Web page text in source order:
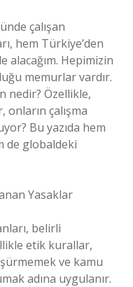
çalışan
hem Türkiye’den
alacağım. Hepimizin
memurlar vardır.
nedir? Özellikle,
çalışma
Bu yazıda hem
de globaldeki
Yasaklar
belirli
etik kurallar,
ve kamu
adına uygulanır.